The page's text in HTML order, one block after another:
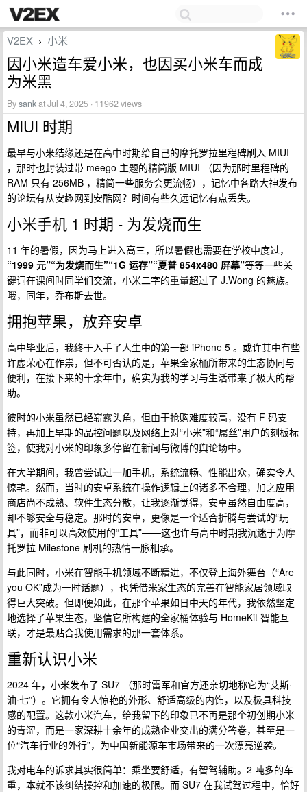
V2EX › 小米
因小米造车爱小米，也因买小米车而成
为米黑
Bysankat Jul 4, 2025 · 11962 views
MIUI 时期
最早与小米结缘还是在高中时期给自己的摩托罗拉里程碑刷入 MIUI
，那时也封装过带 meego 主题的精简版 MIUI （因为那时里程碑的
RAM 只有 256MB ，精简一些服务会更流畅），记忆中各路大神发布
的论坛有从安趣网到安酷网？时间有些久远记忆有点丢失。
小米手机 1 时期 - 为发烧而生
11 年的暑假，因为马上进入高三，所以暑假也需要在学校中度过，
“1999 元”“为发烧而生”“1G 运存”“夏普 854x480 屏幕”等等一些关
键词在课间时同学们交流，小米二字的重量超过了 J.Wong 的魅族。
哦，同年，乔布斯去世。
拥抱苹果，放弃安卓
高中毕业后，我终于入手了人生中的第一部 iPhone 5 。或许其中有些
许虚荣心在作祟，但不可否认的是，苹果全家桶所带来的生态协同与
便利，在接下来的十余年中，确实为我的学习与生活带来了极大的帮
助。
彼时的小米虽然已经崭露头角，但由于抢购难度较高，没有 F 码支
持，再加上早期的品控问题以及网络上对“小米”和“屌丝”用户的刻板标
签，使我对小米的印象多停留在新闻与微博的舆论场中。
在大学期间，我曾尝试过一加手机，系统流畅、性能出众，确实令人
惊艳。然而，当时的安卓系统在操作逻辑上的诸多不合理，加之应用
商店尚不成熟、软件生态分散，让我逐渐觉得，安卓虽然自由度高，
却不够安全与稳定。那时的安卓，更像是一个适合折腾与尝试的“玩
具”，而非可以高效使用的“工具”——这也许与高中时期我沉迷于为摩
托罗拉 Milestone 刷机的热情一脉相承。
与此同时，小米在智能手机领域不断精进，不仅登上海外舞台（“Are
you OK”成为一时话题），也凭借米家生态的完善在智能家居领域取
得巨大突破。但即便如此，在那个苹果如日中天的年代，我依然坚定
地选择了苹果生态，坚信它所构建的全家桶体验与 HomeKit 智能互
联，才是最贴合我使用需求的那一套体系。
重新认识小米
2024 年，小米发布了 SU7 （那时雷军和官方还亲切地称它为“艾斯·
油·七”）。它拥有令人惊艳的外形、舒适高级的内饰，以及极具科技
感的配置。这款小米汽车，给我留下的印象已不再是那个初创期小米
的青涩，而是一家深耕十余年的成熟企业交出的满分答卷，甚至是一
位“汽车行业的外行”，为中国新能源车市场带来的一次漂亮逆袭。
我对电车的诉求其实很简单：乘坐要舒适，有智驾辅助。2 吨多的车
重，本就不该纠结操控和加速的极限。而 SU7 在我试驾过程中，恰好